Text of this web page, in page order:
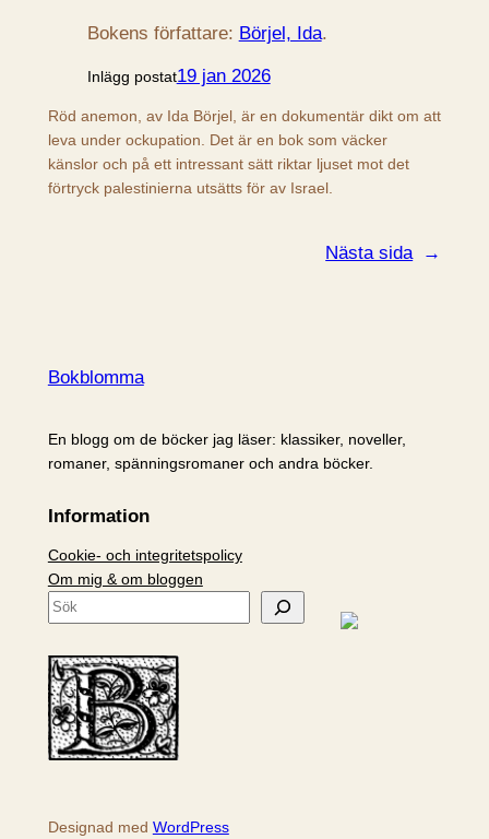
Bokens författare: Börjel, Ida.
Inlägg postat19 jan 2026
Röd anemon, av Ida Börjel, är en dokumentär dikt om att
leva under ockupation. Det är en bok som väcker
känslor och på ett intressant sätt riktar ljuset mot det
förtryck palestinierna utsätts för av Israel.
Nästa sida →
Bokblomma
En blogg om de böcker jag läser: klassiker, noveller,
romaner, spänningsromaner och andra böcker.
Information
Cookie- och integritetspolicy
Om mig & om bloggen
S
k
Designad med WordPress